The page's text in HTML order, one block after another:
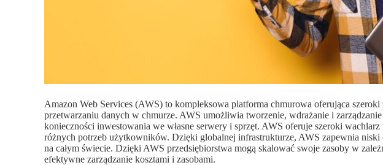
Amazon Web Services (AWS) to kompleksowa platforma chmurowa oferująca szeroki
przetwarzaniu danych w chmurze. AWS umożliwia tworzenie, wdrażanie i
konieczności inwestowania we własne serwery i sprzęt. AWS oferuje szeroki wachlarz
różnych potrzeb użytkowników. Dzięki globalnej infrastrukturze, AWS zapewnia niski
na całym świecie. Dzięki AWS przedsiębiorstwa mogą skalować swoje zasoby w
efektywne zarządzanie kosztami i zasobami.